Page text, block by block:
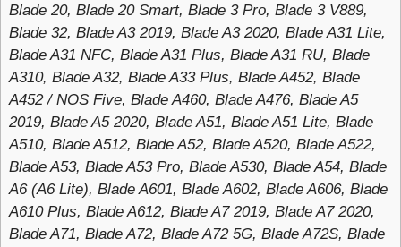
Blade 20, Blade 20 Smart, Blade 3 Pro, Blade 3 V889,
Blade 32, Blade A3 2019, Blade A3 2020, Blade A31 Lite,
Blade A31 NFC, Blade A31 Plus, Blade A31 RU, Blade
A310, Blade A32, Blade A33 Plus, Blade A452, Blade
A452 / NOS Five, Blade A460, Blade A476, Blade A5
2019, Blade A5 2020, Blade A51, Blade A51 Lite, Blade
A510, Blade A512, Blade A52, Blade A520, Blade A522,
Blade A53, Blade A53 Pro, Blade A530, Blade A54, Blade
A6 (A6 Lite), Blade A601, Blade A602, Blade A606, Blade
A610 Plus, Blade A612, Blade A7 2019, Blade A7 2020,
Blade A71, Blade A72, Blade A72 5G, Blade A72S, Blade